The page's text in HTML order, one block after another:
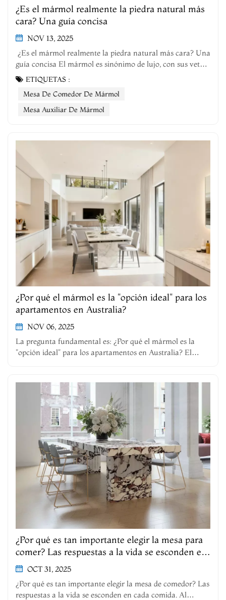
¿Es el mármol realmente la piedra natural más
cara? Una guía concisa
NOV 13, 2025
¿Es el mármol realmente la piedra natural más cara? Una
guía concisa El mármol es sinónimo de lujo, con sus vetas
únicas y un acabado pulido que adorna desde
monumentos antiguos hasta interiores modernos. Pero, ¿es
la piedra natural más cara, o existen alternativas más
exclusivas? En Elsa Home & Be...
ETIQUETAS :
Mesa De Comedor De Mármol
Mesa Auxiliar De Mármol
¿Por qué el mármol es la "opción ideal" para los
apartamentos en Australia?
NOV 06, 2025
La pregunta fundamental es: ¿Por qué el mármol es la
"opción ideal" para los apartamentos en Australia? El
practicidad. Los muebles de mármol destacan porque
rompen con la dicotomía entre belle...
¿Por qué es tan importante elegir la mesa para
comer? Las respuestas a la vida se esconden en
cada comida.
OCT 31, 2025
¿Por qué es tan importante elegir la mesa de comedor? Las
respuestas a la vida se esconden en cada comida. Al